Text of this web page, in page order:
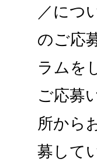
／につ
のご応
ラムを
ご応募
所から
募して